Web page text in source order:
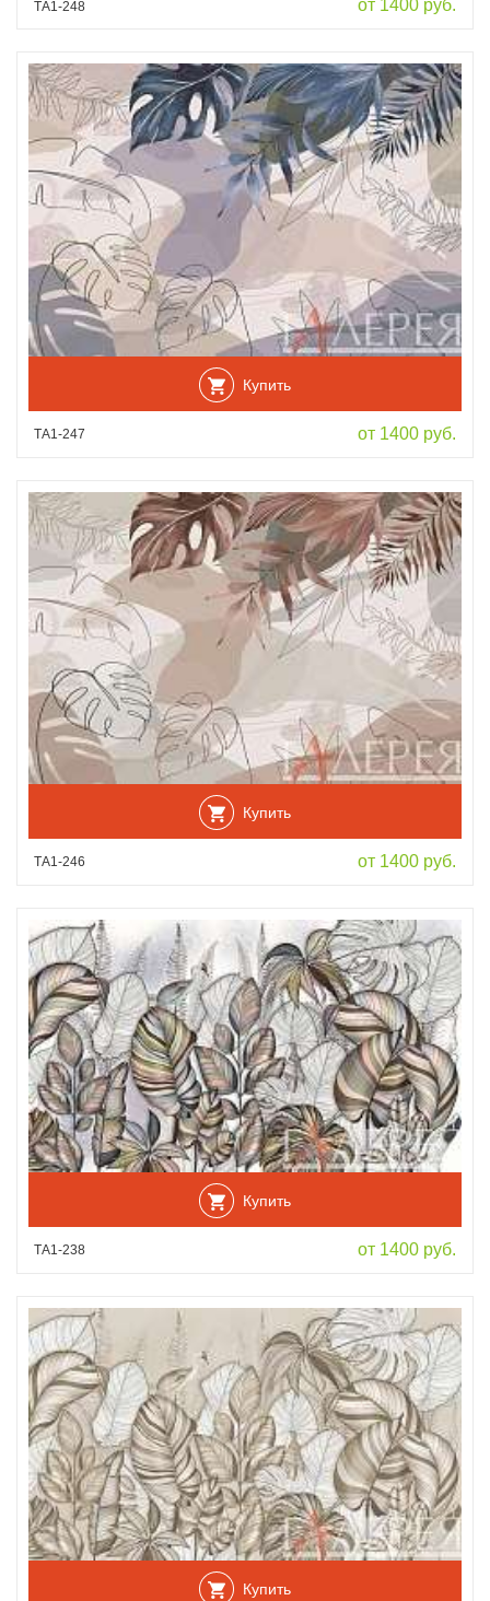
ТА1-248 от 1400 руб.
Купить
ТА1-247 от 1400 руб.
Купить
ТА1-246 от 1400 руб.
Купить
ТА1-238 от 1400 руб.
Купить